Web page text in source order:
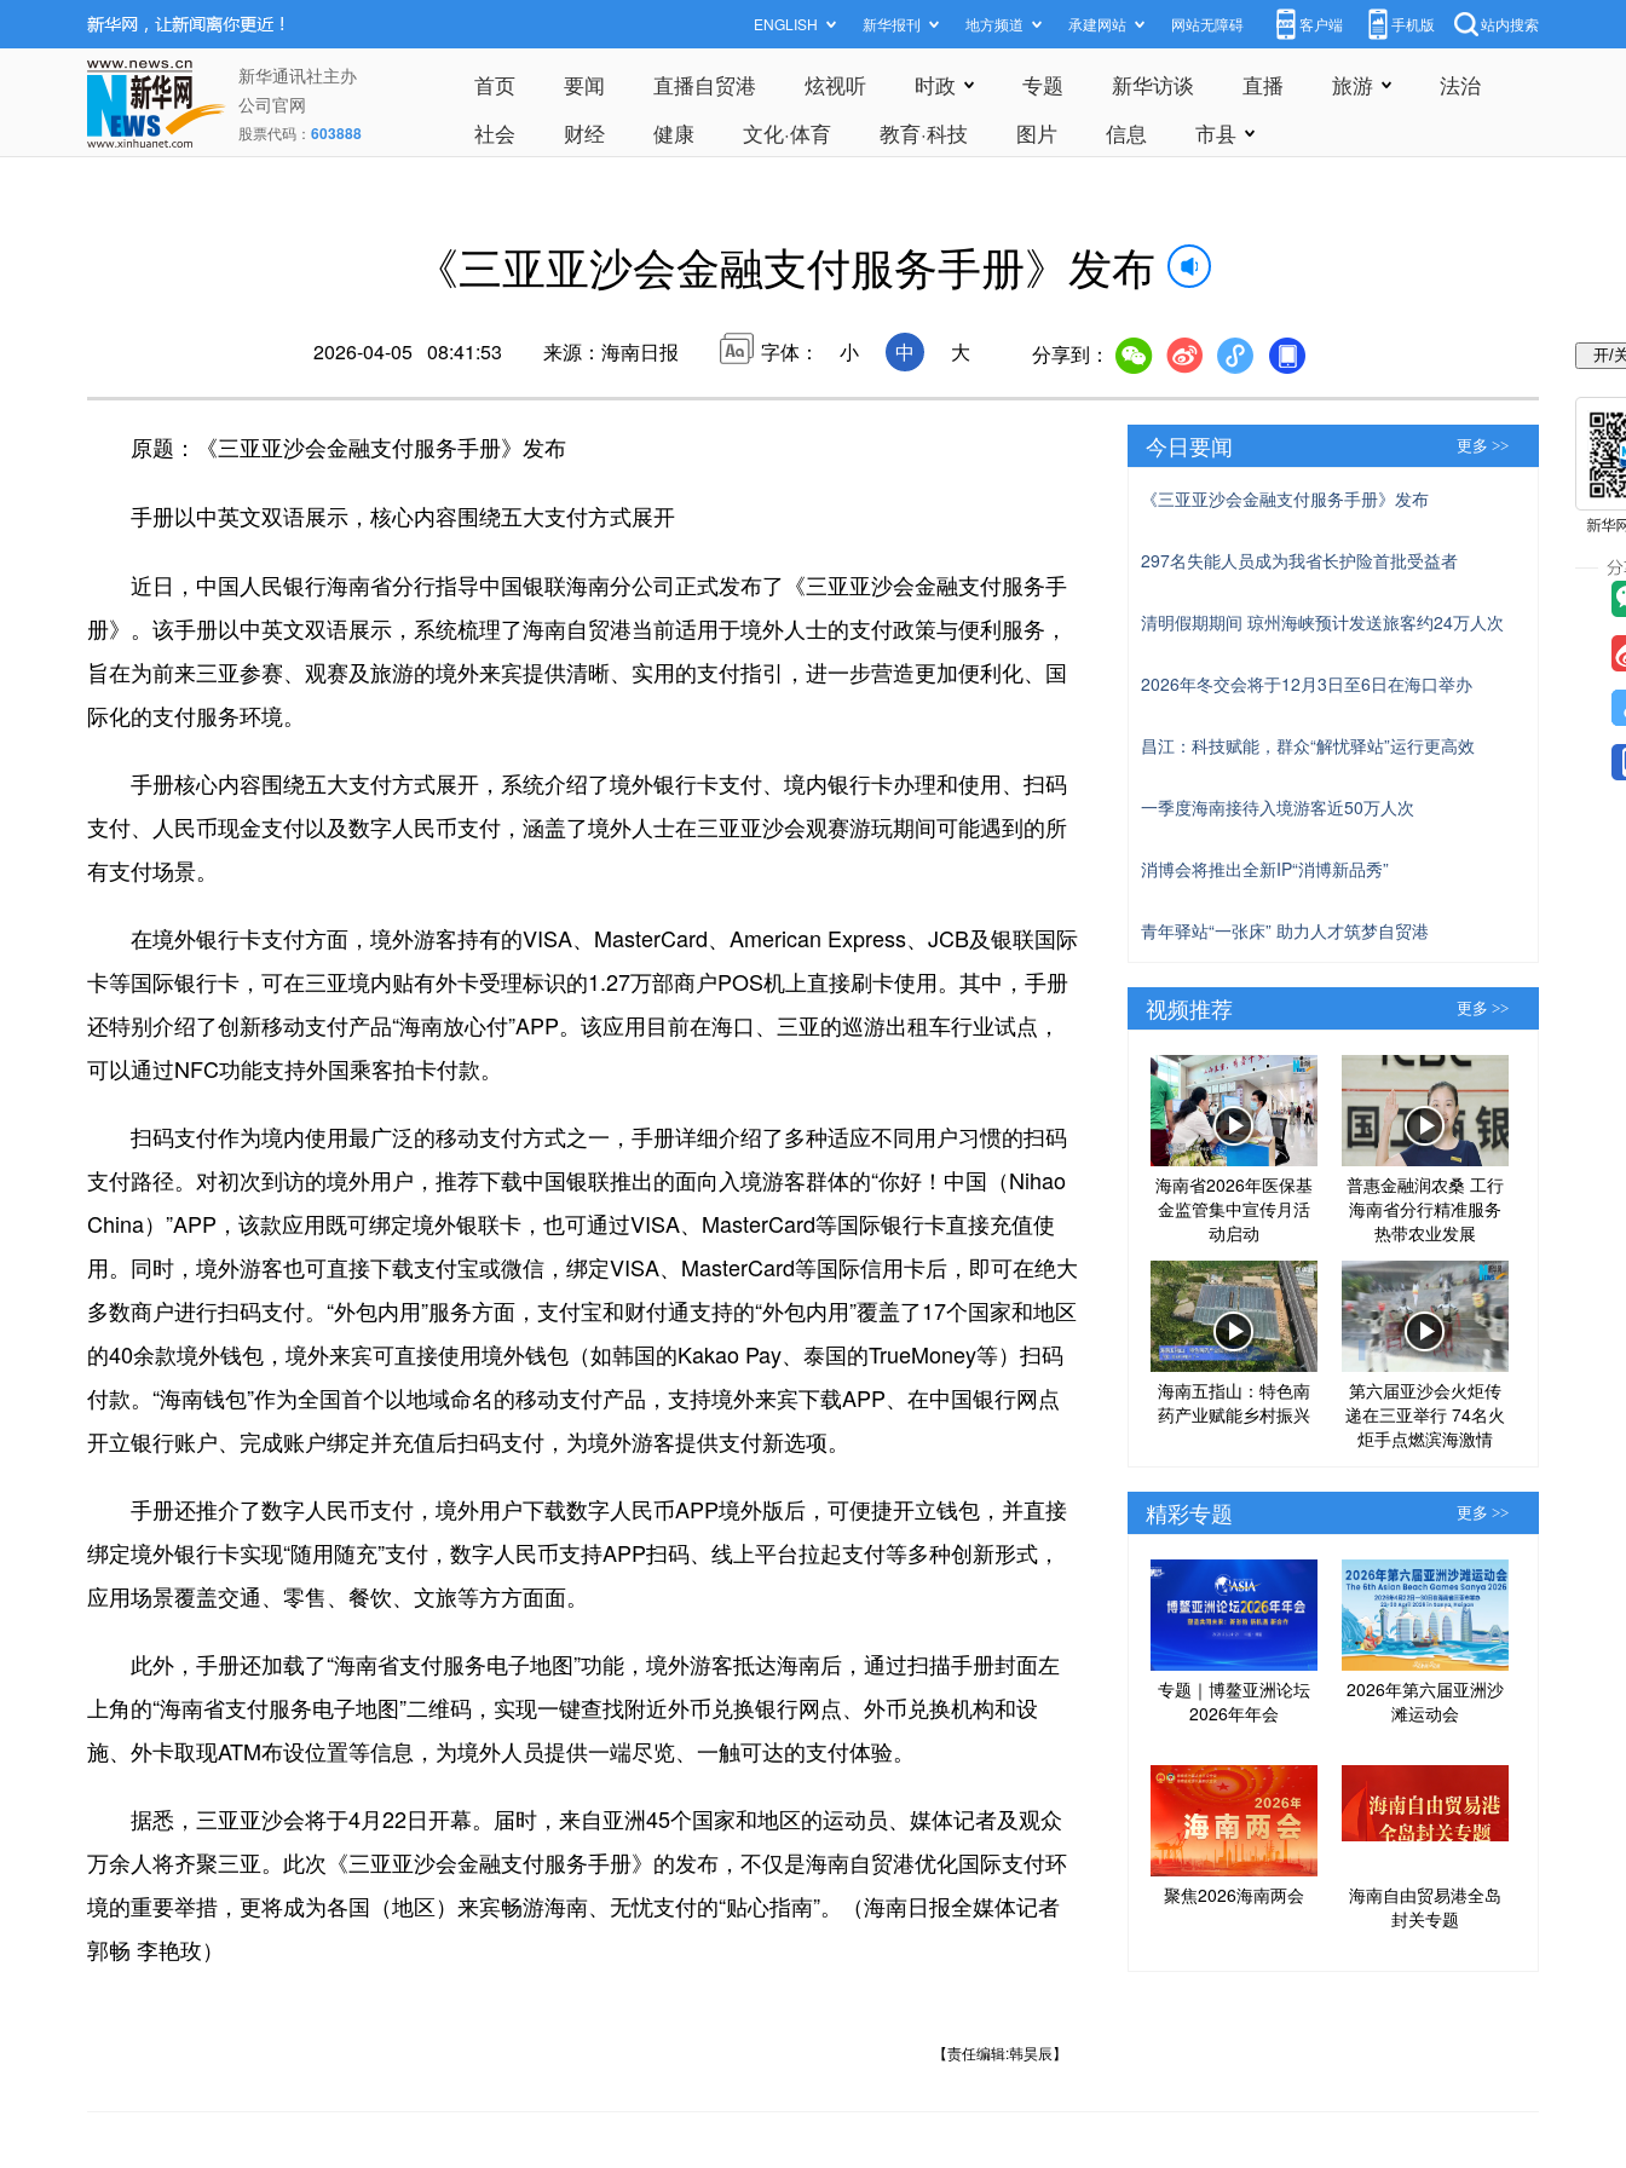
ENGLISH 新华报刊 地方频道 承建网站 网站无障碍 客户端 手机版 站内搜索
新华通讯社主办
公司官网
股票代码： 603888
首页 要闻 直播自贸港 炫视听 时政 专题 新华访谈 直播 旅游
法治
社会
财经 健康 文化·体育 教育·科技 图片 信息 市县
《三亚亚沙会金融支付服务手册》发布
2026-04-05 08:41:53 来源：海南日报 字体： 小 中 大 分享到：
原题：《三亚亚沙会金融支付服务手册》发布
手册以中英文双语展示，核心内容围绕五大支付方式展开
近日，中国人民银行海南省分行指导中国银联海南分公司正式发布了《三亚亚沙会金融支付服务手
册》。该手册以中英文双语展示，系统梳理了海南自贸港当前适用于境外人士的支付政策与便利服务，
旨在为前来三亚参赛、观赛及旅游的境外来宾提供清晰、实用的支付指引，进一步营造更加便利化、国
际化的支付服务环境。
手册核心内容围绕五大支付方式展开，系统介绍了境外银行卡支付、境内银行卡办理和使用、扫码
支付、人民币现金支付以及数字人民币支付，涵盖了境外人士在三亚亚沙会观赛游玩期间可能遇到的所
有支付场景。
在境外银行卡支付方面，境外游客持有的VISA、MasterCard、American Express、JCB及银联国际
卡等国际银行卡，可在三亚境内贴有外卡受理标识的1.27万部商户POS机上直接刷卡使用。其中，手册
还特别介绍了创新移动支付产品“海南放心付”APP。该应用目前在海口、三亚的巡游出租车行业试点，
可以通过NFC功能支持外国乘客拍卡付款。
扫码支付作为境内使用最广泛的移动支付方式之一，手册详细介绍了多种适应不同用户习惯的扫码
支付路径。对初次到访的境外用户，推荐下载中国银联推出的面向入境游客群体的“你好！中国（Nihao
China）”APP，该款应用既可绑定境外银联卡，也可通过VISA、MasterCard等国际银行卡直接充值使
用。同时，境外游客也可直接下载支付宝或微信，绑定VISA、MasterCard等国际信用卡后，即可在绝大
多数商户进行扫码支付。“外包内用”服务方面，支付宝和财付通支持的“外包内用”覆盖了17个国家和地区
的40余款境外钱包，境外来宾可直接使用境外钱包（如韩国的Kakao Pay、泰国的TrueMoney等）扫码
付款。“海南钱包”作为全国首个以地域命名的移动支付产品，支持境外来宾下载APP、在中国银行网点
开立银行账户、完成账户绑定并充值后扫码支付，为境外游客提供支付新选项。
手册还推介了数字人民币支付，境外用户下载数字人民币APP境外版后，可便捷开立钱包，并直接
绑定境外银行卡实现“随用随充”支付，数字人民币支持APP扫码、线上平台拉起支付等多种创新形式，
应用场景覆盖交通、零售、餐饮、文旅等方方面面。
此外，手册还加载了“海南省支付服务电子地图”功能，境外游客抵达海南后，通过扫描手册封面左
上角的“海南省支付服务电子地图”二维码，实现一键查找附近外币兑换银行网点、外币兑换机构和设
施、外卡取现ATM布设位置等信息，为境外人员提供一端尽览、一触可达的支付体验。
据悉，三亚亚沙会将于4月22日开幕。届时，来自亚洲45个国家和地区的运动员、媒体记者及观众
万余人将齐聚三亚。此次《三亚亚沙会金融支付服务手册》的发布，不仅是海南自贸港优化国际支付环
境的重要举措，更将成为各国（地区）来宾畅游海南、无忧支付的“贴心指南”。（海南日报全媒体记者
郭畅 李艳玫）
【责任编辑:韩昊辰】
今日要闻 更多 >>
《三亚亚沙会金融支付服务手册》发布
297名失能人员成为我省长护险首批受益者
清明假期期间 琼州海峡预计发送旅客约24万人次
2026年冬交会将于12月3日至6日在海口举办
昌江：科技赋能，群众“解忧驿站”运行更高效
一季度海南接待入境游客近50万人次
消博会将推出全新IP“消博新品秀”
青年驿站“一张床” 助力人才筑梦自贸港
视频推荐 更多 >>
海南省2026年医保基
金监管集中宣传月活
动启动
普惠金融润农桑 工行
海南省分行精准服务
热带农业发展
海南五指山：特色南
药产业赋能乡村振兴
第六届亚沙会火炬传
递在三亚举行 74名火
炬手点燃滨海激情
精彩专题 更多 >>
专题｜博鳌亚洲论坛
2026年年会
2026年第六届亚洲沙
滩运动会
聚焦2026海南两会
海南自由贸易港全岛
封关专题